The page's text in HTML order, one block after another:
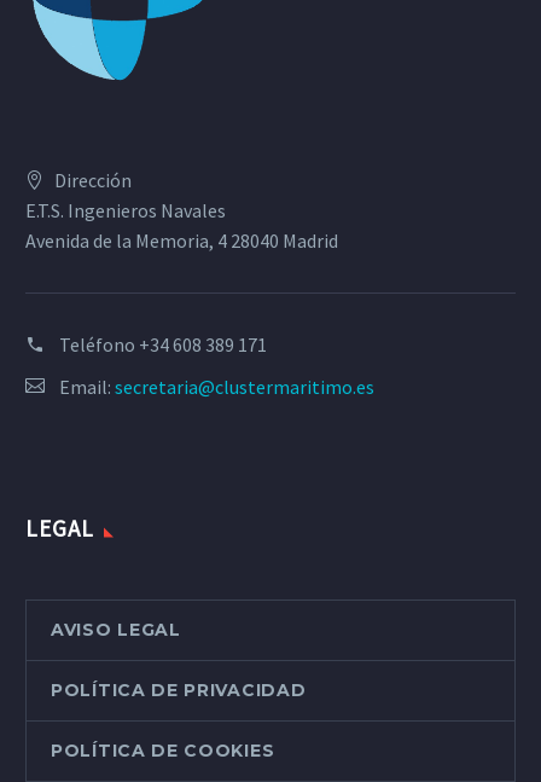
Dirección
E.T.S. Ingenieros Navales
Avenida de la Memoria, 4 28040 Madrid
Teléfono +34 608 389 171
Email: secretaria@clustermaritimo.es
LEGAL
AVISO LEGAL
POLÍTICA DE PRIVACIDAD
POLÍTICA DE COOKIES